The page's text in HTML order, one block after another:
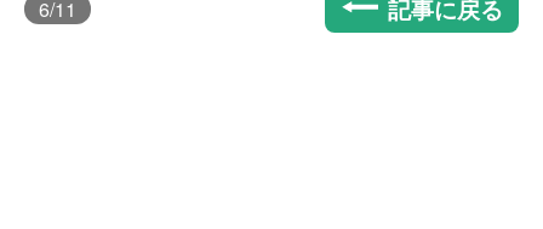
6/11 記事に戻る